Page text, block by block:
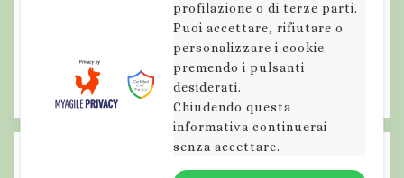
profilazione o di terze parti.
Puoi accettare, rifiutare o
personalizzare i cookie
premendo i pulsanti
desiderati.
Chiudendo questa
informativa continuerai
senza accettare.